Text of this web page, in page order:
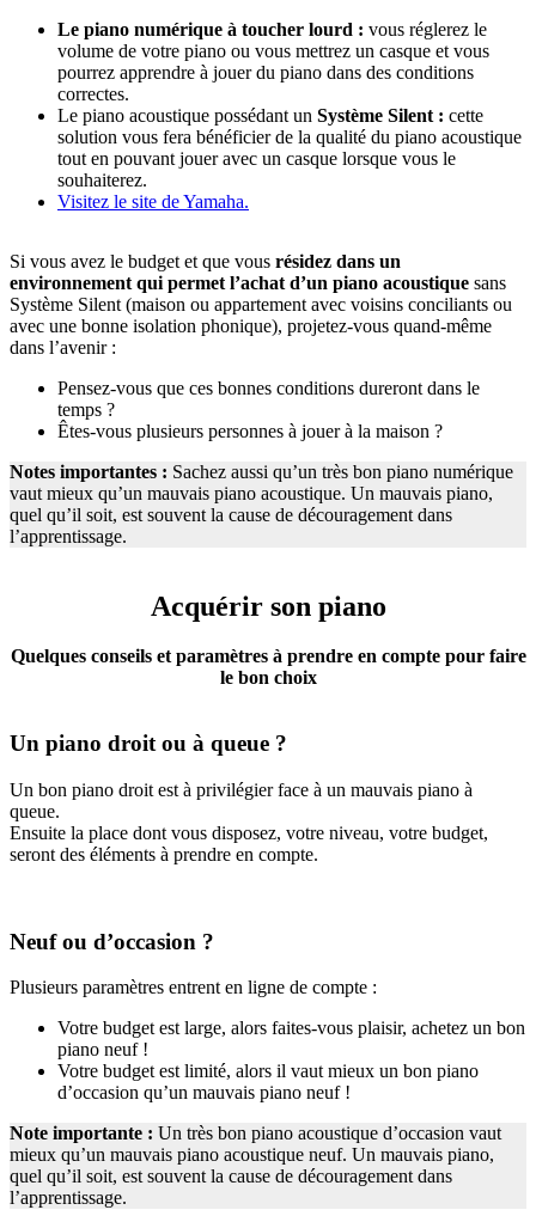
Le piano numérique à toucher lourd : vous réglerez le
volume de votre piano ou vous mettrez un casque et vous
pourrez apprendre à jouer du piano dans des conditions
correctes.
Le piano acoustique possédant un Système Silent : cette
solution vous fera bénéficier de la qualité du piano acoustique
tout en pouvant jouer avec un casque lorsque vous le
souhaiterez.
Visitez le site de Yamaha.
Si vous avez le budget et que vous résidez dans un
environnement qui permet l’achat d’un piano acoustique sans
Système Silent (maison ou appartement avec voisins conciliants ou
avec une bonne isolation phonique), projetez-vous quand-même
dans l’avenir :
Pensez-vous que ces bonnes conditions dureront dans le
temps ?
Êtes-vous plusieurs personnes à jouer à la maison ?
Notes importantes : Sachez aussi qu’un très bon piano numérique
vaut mieux qu’un mauvais piano acoustique. Un mauvais piano,
quel qu’il soit, est souvent la cause de découragement dans
l’apprentissage.
Acquérir son piano
Quelques conseils et paramètres à prendre en compte pour faire
le bon choix
Un piano droit ou à queue ?
Un bon piano droit est à privilégier face à un mauvais piano à
queue.
Ensuite la place dont vous disposez, votre niveau, votre budget,
seront des éléments à prendre en compte.
Neuf ou d’occasion ?
Plusieurs paramètres entrent en ligne de compte :
Votre budget est large, alors faites-vous plaisir, achetez un bon
piano neuf !
Votre budget est limité, alors il vaut mieux un bon piano
d’occasion qu’un mauvais piano neuf !
Note importante : Un très bon piano acoustique d’occasion vaut
mieux qu’un mauvais piano acoustique neuf. Un mauvais piano,
quel qu’il soit, est souvent la cause de découragement dans
l’apprentissage.